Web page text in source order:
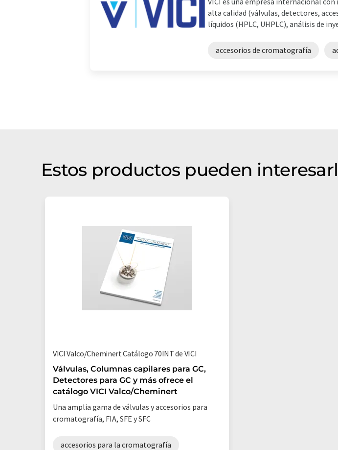
alta calidad (válvulas, detectores,
líquidos (HPLC, UHPLC), análisis de
accesorios de cromatografía
Estos productos pueden
VICI Valco/Cheminert Catálogo 70INT de VICI
Válvulas, Columnas capilares para GC,
Detectores para GC y más ofrece el
catálogo VICI Valco/Cheminert
Una amplia gama de válvulas y accesorios para
cromatografía, FIA, SFE y SFC
accesorios para la cromatografía